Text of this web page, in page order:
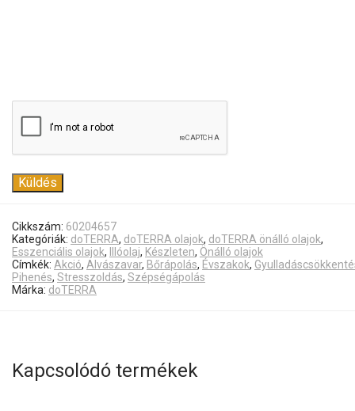
Cikkszám: 60204657
Kategóriák: doTERRA, doTERRA olajok, doTERRA önálló olajok,
Esszenciális olajok, Illóolaj, Készleten, Önálló olajok
Címkék: Akció, Alvászavar, Bőrápolás, Évszakok,
Pihenés, Stresszoldás, Szépségápolás
Márka: doTERRA
Kapcsolódó termékek